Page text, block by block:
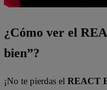
¿Cómo ver el
bien”?
¡No te pierdas el REACT